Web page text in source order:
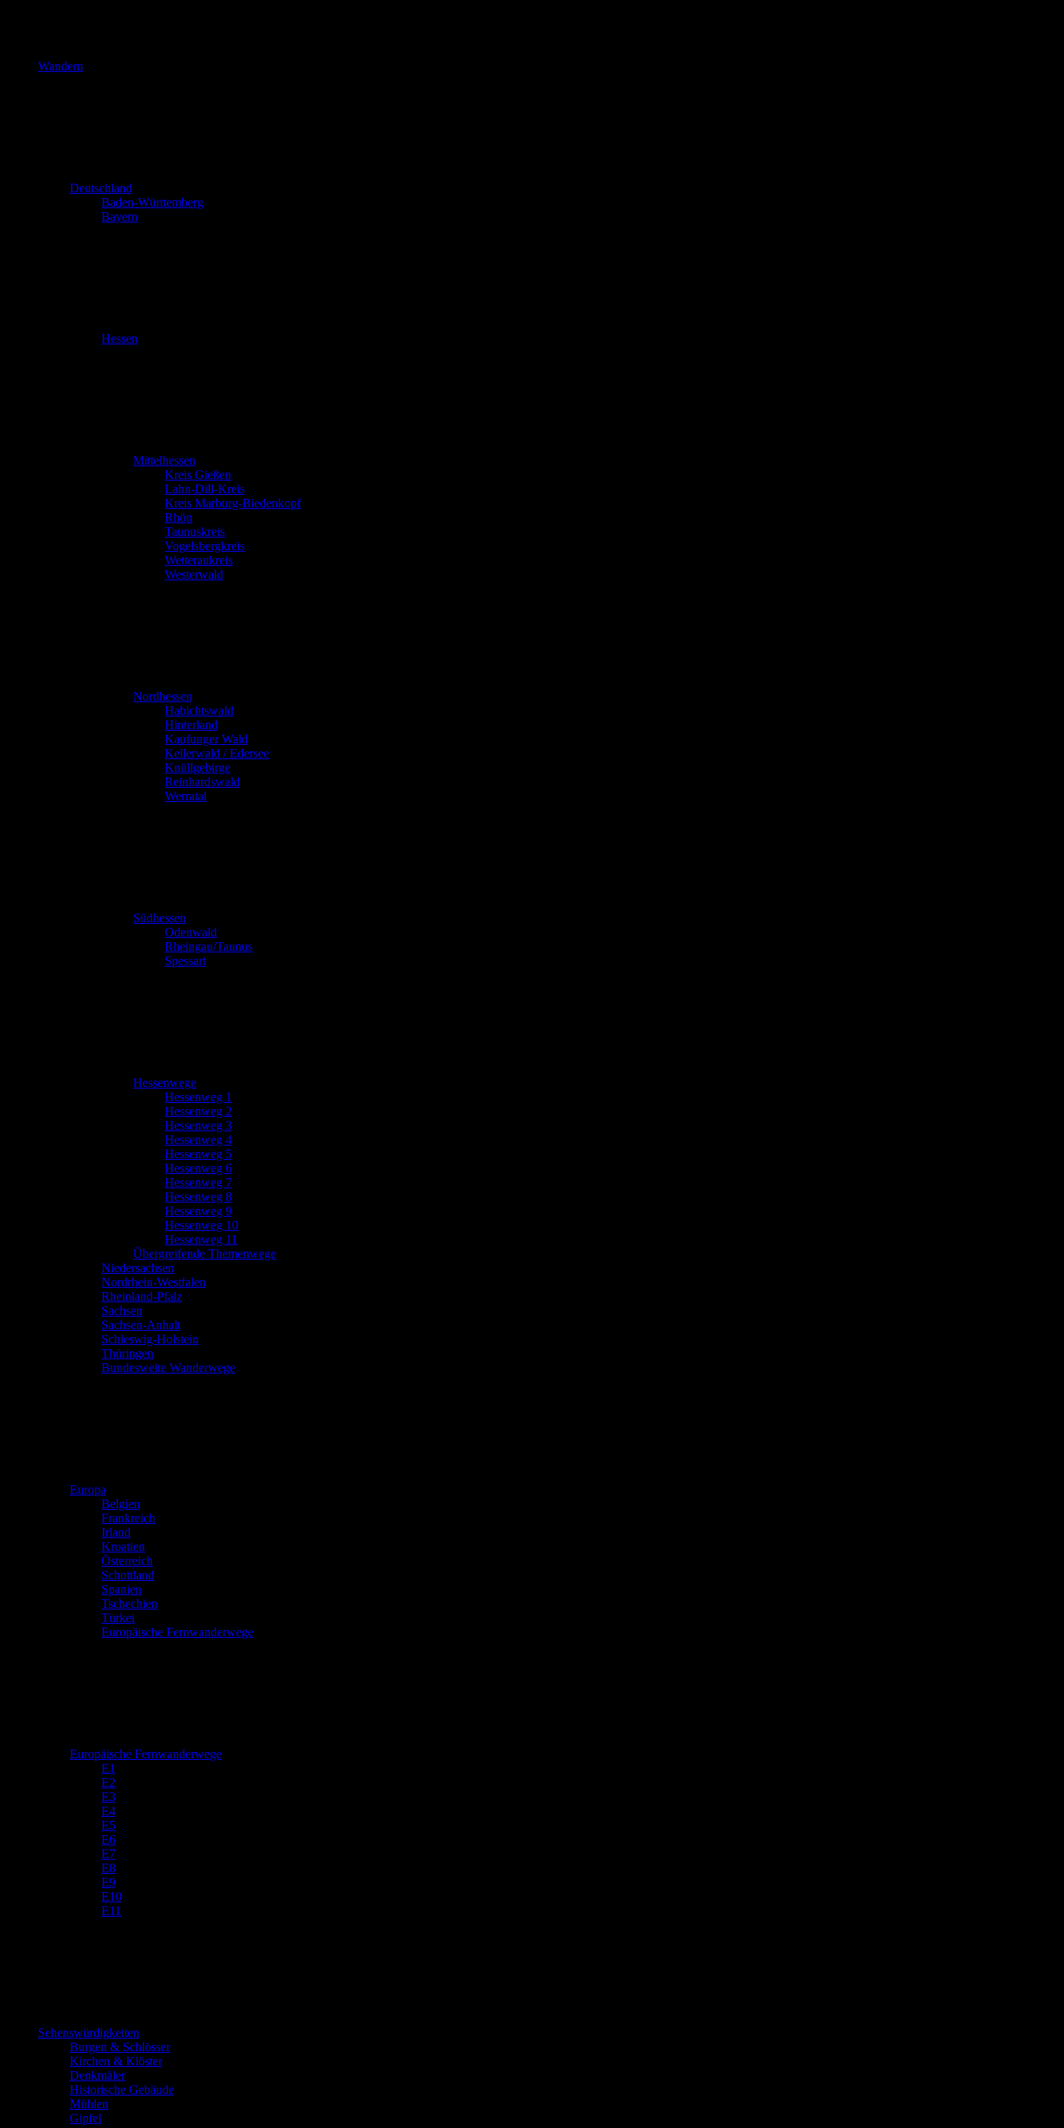
Wandern
Deutschland
Baden-Württemberg
Bayern
Hessen
Mittelhessen
Kreis Gießen
Lahn-Dill-Kreis
Kreis Marburg-Biedenkopf
Rhön
Taunuskreis
Vogelsbergkreis
Wetteraukreis
Westerwald
Nordhessen
Habichtswald
Hinterland
Kaufunger Wald
Kellerwald / Edersee
Knüllgebirge
Reinhardswald
Werratal
Südhessen
Odenwald
Rheingau/Taunus
Spessart
Hessenwege
Hessenweg 1
Hessenweg 2
Hessenweg 3
Hessenweg 4
Hessenweg 5
Hessenweg 6
Hessenweg 7
Hessenweg 8
Hessenweg 9
Hessenweg 10
Hessenweg 11
Übergreifende Themenwege
Niedersachsen
Nordrhein-Westfalen
Rheinland-Pfalz
Sachsen
Sachsen-Anhalt
Schleswig-Holstein
Thüringen
Bundesweite Wanderwege
Europa
Belgien
Frankreich
Irland
Kroatien
Österreich
Schottland
Spanien
Tschechien
Türkei
Europäische Fernwanderwege
Europäische Fernwanderwege
E1
E2
E3
E4
E5
E6
E7
E8
E9
E10
E11
Sehenswürdigkeiten
Burgen & Schlösser
Kirchen & Klöster
Denkmäler
Historische Gebäude
Mühlen
Gipfel